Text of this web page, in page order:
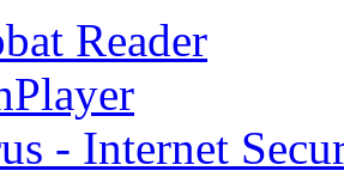
Reader
- Internet